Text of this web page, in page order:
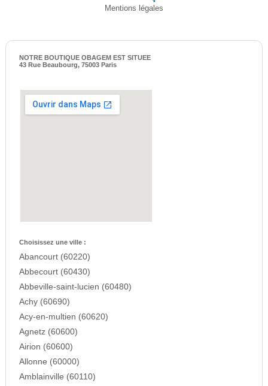
Mentions légales
NOTRE BOUTIQUE OBAGEM EST SITUEE
43 Rue Beaubourg, 75003 Paris
Choisissez une ville :
Abancourt (60220)
Abbecourt (60430)
Abbeville-saint-lucien (60480)
Achy (60690)
Acy-en-multien (60620)
Agnetz (60600)
Airion (60600)
Allonne (60000)
Amblainville (60110)